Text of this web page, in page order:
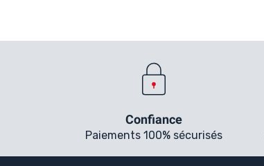
Confiance
Paiements 100% sécurisés